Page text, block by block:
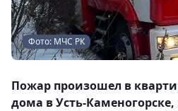
Фото: МЧС РК
Пожар произошел в
дома в Усть-